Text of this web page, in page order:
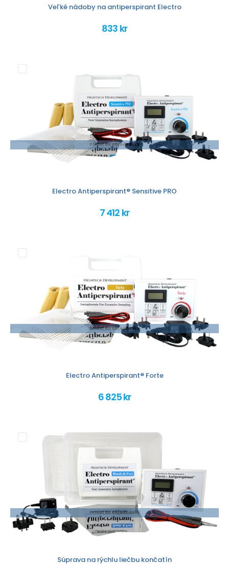
Veľké nádoby na antiperspirant Electro
833 kr
Pridať do objednávky
Electro Antiperspirant® Sensitive PRO
7 412 kr
Pridať do objednávky
Electro Antiperspirant® Forte
6 825 kr
Pridať do objednávky
Súprava na rýchlu liečbu končatín